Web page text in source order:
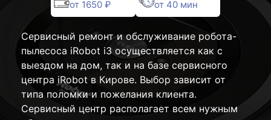
от 1650 ₽ от 40 мин
Сервисный ремонт и обслуживание робота-
пылесоса iRobot i3 осуществляется как с
выездом на дом, так и на базе сервисного
центра iRobot в Кирове. Выбор зависит от
типа поломки и пожелания клиента.
Сервисный центр располагает всем нужным